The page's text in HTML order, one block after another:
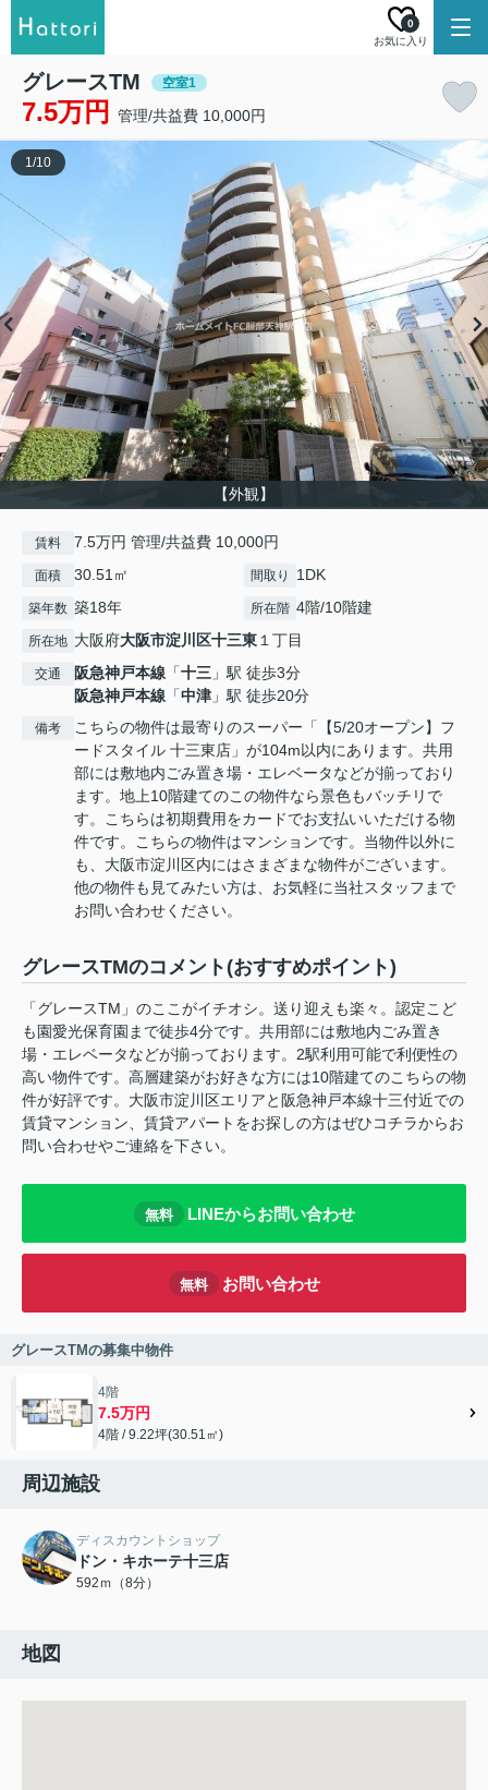
お気に入り
0
グレースTM 空室1
7.5万円 管理/共益費 10,000円
【外観】
1/10
賃料 7.5万円 管理/共益費 10,000円
面積 30.51㎡ 間取り 1DK
築年数 築18年 所在階 4階/10階建
所在地 大阪府大阪市淀川区十三東１丁目
交通 阪急神戸本線 「十三 」駅 徒歩3分
阪急神戸本線 「中津 」駅 徒歩20分
備考
こちらの物件は最寄りのスーパー「【5/20オープン】フ
ードスタイル 十三東店」が104m以内にあります。共用
部には敷地内ごみ置き場・エレベータなどが揃っており
ます。地上10階建てのこの物件なら景色もバッチリで
す。こちらは初期費用をカードでお支払いいただける物
件です。こちらの物件はマンションです。当物件以外に
も、大阪市淀川区内にはさまざまな物件がございます。
他の物件も見てみたい方は、お気軽に当社スタッフまで
お問い合わせください。
グレースTMのコメント(おすすめポイント)
「グレースTM」のここがイチオシ。送り迎えも楽々。認定こど
も園愛光保育園まで徒歩4分です。共用部には敷地内ごみ置き
場・エレベータなどが揃っております。2駅利用可能で利便性の
高い物件です。高層建築がお好きな方には10階建てのこちらの物
件が好評です。大阪市淀川区エリアと阪急神戸本線十三付近での
賃貸マンション、賃貸アパートをお探しの方はぜひコチラからお
問い合わせやご連絡を下さい。
無料 LINEからお問い合わせ
無料 お問い合わせ
グレースTMの募集中物件
4階
7.5万円
4階 / 9.22坪(30.51㎡)
周辺施設
ディスカウントショップ
ドン・キホーテ十三店
592ｍ（8分）
地図